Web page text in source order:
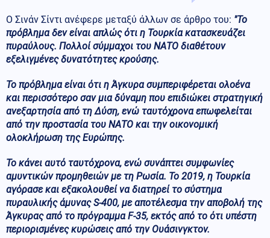
Ο Σινάν Σίντι ανέφερε μεταξύ άλλων σε άρθρο του: "Το
πρόβλημα δεν είναι απλώς ότι η Τουρκία κατασκευάζει
πυραύλους. Πολλοί σύμμαχοι του ΝΑΤΟ διαθέτουν
εξελιγμένες δυνατότητες κρούσης.
Το πρόβλημα είναι ότι η Άγκυρα συμπεριφέρεται ολοένα
και περισσότερο σαν μια δύναμη που επιδιώκει στρατηγική
ανεξαρτησία από τη Δύση, ενώ ταυτόχρονα επωφελείται
από την προστασία του ΝΑΤΟ και την οικονομική
ολοκλήρωση της Ευρώπης.
Το κάνει αυτό ταυτόχρονα, ενώ συνάπτει συμφωνίες
αμυντικών προμηθειών με τη Ρωσία. Το 2019, η Τουρκία
αγόρασε και εξακολουθεί να διατηρεί το σύστημα
πυραυλικής άμυνας S-400, με αποτέλεσμα την αποβολή της
Άγκυρας από το πρόγραμμα F-35, εκτός από το ότι υπέστη
περιορισμένες κυρώσεις από την Ουάσινγκτον.